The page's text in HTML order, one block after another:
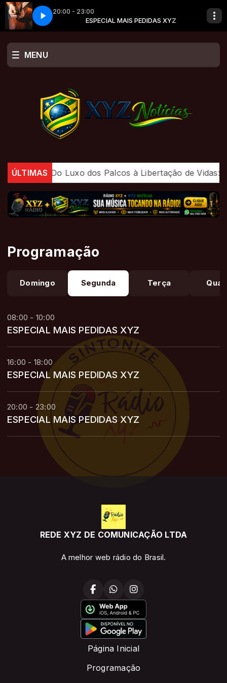
20:00 - 23:00
XYZ ESPECIAL MAIS PEDIDAS XYZ
NETO_FONE_75999126448ANÉIS DE SATURNO_DOMINGOS
MENU
ÚLTIMAS
julho Do Luxo dos Palcos à Libertação de Vidas:
Programação
Domingo Segunda Terça
08:00 - 10:00
ESPECIAL MAIS PEDIDAS XYZ
16:00 - 18:00
ESPECIAL MAIS PEDIDAS XYZ
20:00 - 23:00
ESPECIAL MAIS PEDIDAS XYZ
REDE XYZ DE COMUNICAÇÃO LTDA
A melhor web rádio do Brasil.
Página Inicial
Programação